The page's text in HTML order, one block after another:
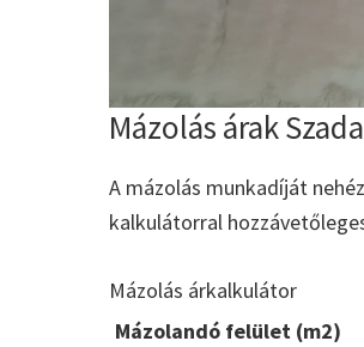
Mázolás árak Szada
A mázolás munkadíját
kalkulátorral
Mázolás árkalkulátor
Mázolandó felület (m2)